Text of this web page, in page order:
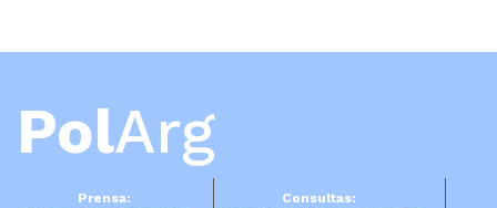
PolArg
Prensa:
Consultas: